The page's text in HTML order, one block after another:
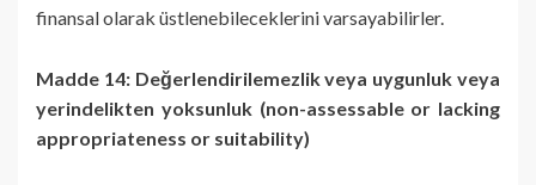
finansal olarak üstlenebileceklerini varsayabilirler.
Madde 14: Değerlendirilemezlik veya uygunluk veya
yerindelikten yoksunluk (non-assessable or lacking
appropriateness or suitability)